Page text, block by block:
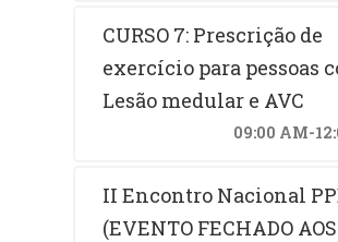
CURSO 7: Prescrição de
exercício para pessoas
Lesão medular e AVC
09:00 AM-
II Encontro Nacional
(EVENTO FECHADO AOS